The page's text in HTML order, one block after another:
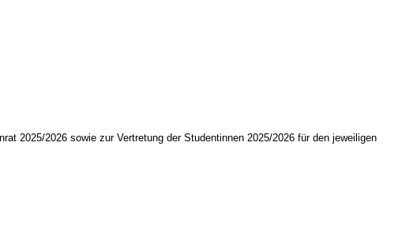
2025/2026 sowie zur Vertretung der Studentinnen 2025/2026 für den jeweiligen